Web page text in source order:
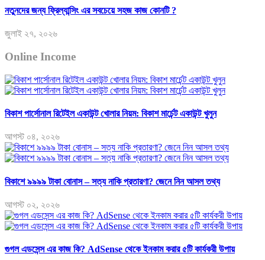
নতুনদের জন্য ফ্রিল্যান্সিং এর সবচেয়ে সহজ কাজ কোনটি ?
জুলাই ২৭, ২০২৬
Online Income
বিকাশ পার্সোনাল রিটেইল একাউন্ট খোলার নিয়ম: বিকাশ মার্চেন্ট একাউন্ট খুলুন
আগস্ট ০৪, ২০২৬
বিকাশে ৯৯৯৯ টাকা বোনাস – সত্য নাকি প্রতারণা? জেনে নিন আসল তথ্য
আগস্ট ০২, ২০২৬
গুগল এডসেন্স এর কাজ কি? AdSense থেকে ইনকাম করার ৫টি কার্যকরী উপায়